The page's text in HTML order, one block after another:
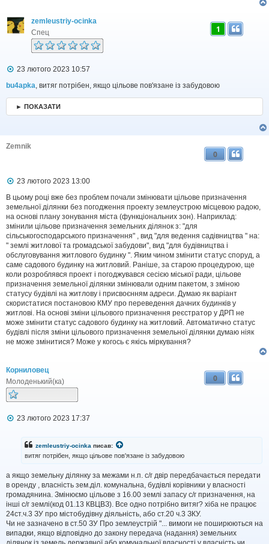
я
zemleustriy-ocinka
Спец
1
П
в
о
н
23 лютого 2023 10:57
bu4apka, витяг потрібен, якщо цільове пов'язане із забудовою
► ПОКАЗАТИ
Zemnik
0
П
в
і
д
о
м
л
е
н
н
я
23 лютого 2023 13:00
В цьому році вже без проблем почали змінювати цільове призначення
земельної ділянки без погодження проекту землеустрою місцевою радою,
на основі плану зонування міста (функціональних зон). Наприклад:
змінили цільове призначення земельних ділянок з: "для
сільськогосподарського призначення" , вид "для ведення садівництва " на:
" землі житлової та громадської забудови", вид "для будівництва і
обслуговування житлового будинку ". Яким чином змінити статус споруд, а
саме садового будинку на житловий. Раніше, за старою процедурою, ще
коли розроблявся проект і погоджувався сесією міської ради, цільове
призначення земельної ділянки змінювали одним пакетом, з зміною
статусу будівлі на житлову і присвоєнням адреси. Думаю як варіант
скористатися постановою КМУ про переведення дачних будинків у
житлові. На основі зміни цільового призначення реєстратор у ДРП не
може змінити статус садового будинку на житловий. Автоматично статус
будівлі після зміни цільового призначення земельної ділянки думаю ніяк
не може змінитися? Може у когось є якісь міркування?
Корниловец
Молоденький(ка)
0
П
л
е
н
н
я
23 лютого 2023 17:37
zemleustriy-ocinka писав:
витяг потрібен, якщо цільове пов'язане із забудовою
а якщо земельну ділянку за межами н.п. с/г двір передбачається передати
в оренду , власність зем.діл. комунальна, будівлі корівники у власності
громадянина. Змінюємо цільове з 16.00 землі запасу с/г призначення, на
інші с/г землі(код 01.13 КВЦВЗ). Все одно потрібно витяг? хіба не працює
24ст.ч.3 ЗУ про містобудівну діяльність, або ст.20 ч.3 ЗКУ.
Чи не зазначено в ст.50 ЗУ Про землеустрій "... вимоги не поширюються на
випадки, якщо відповідно до закону передача (надання) земельних